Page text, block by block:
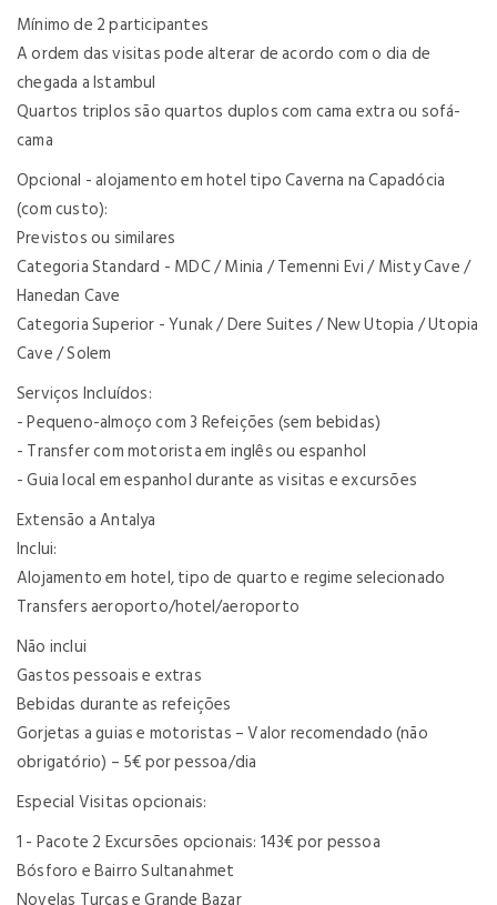
Mínimo de 2 participantes
A ordem das visitas pode alterar de acordo com o dia de
chegada a Istambul
Quartos triplos são quartos duplos com cama extra ou sofá-
cama
Opcional - alojamento em hotel tipo Caverna na Capadócia
(com custo):
Previstos ou similares
Categoria Standard - MDC / Minia / Temenni Evi / Misty Cave /
Hanedan Cave
Categoria Superior - Yunak / Dere Suites / New Utopia / Utopia
Cave / Solem
Serviços Incluídos:
- Pequeno-almoço com 3 Refeições (sem bebidas)
- Transfer com motorista em inglês ou espanhol
- Guia local em espanhol durante as visitas e excursões
Extensão a Antalya
Inclui:
Alojamento em hotel, tipo de quarto e regime selecionado
Transfers aeroporto/hotel/aeroporto
Não inclui
Gastos pessoais e extras
Bebidas durante as refeições
Gorjetas a guias e motoristas – Valor recomendado (não
obrigatório) – 5€ por pessoa/dia
Especial Visitas opcionais:
1 - Pacote 2 Excursões opcionais: 143€ por pessoa
Bósforo e Bairro Sultanahmet